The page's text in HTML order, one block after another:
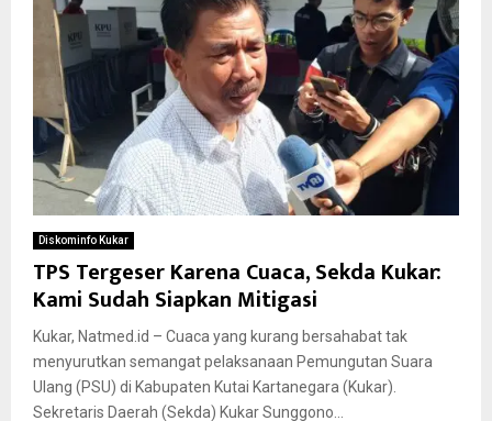
Diskominfo Kukar
TPS Tergeser Karena Cuaca, Sekda Kukar:
Kami Sudah Siapkan Mitigasi
Kukar, Natmed.id – Cuaca yang kurang bersahabat tak
menyurutkan semangat pelaksanaan Pemungutan Suara
Ulang (PSU) di Kabupaten Kutai Kartanegara (Kukar).
Sekretaris Daerah (Sekda) Kukar Sunggono...